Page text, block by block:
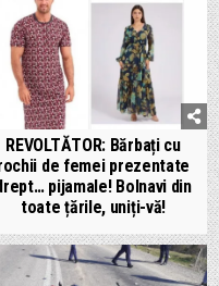
REVOLTĂTOR: Bărbați cu
de femei prezentate
pijamale! Bolnavi din
toate țările, uniți-vă!